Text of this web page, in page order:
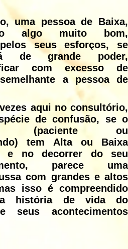
uma pessoa de Baixa,
algo muito bom,
seus esforços, se
de grande poder,
com excesso de
a pessoa de
aqui no consultório,
de confusão, se o
(paciente ou
tem Alta ou Baixa
e no decorrer do seu
parece uma
com grandes e altos
isso é compreendido
a história de vida do
seus acontecimentos